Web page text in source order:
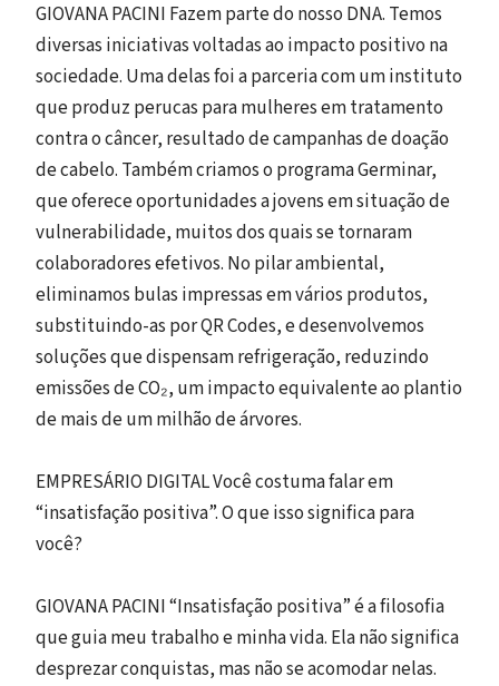
GIOVANA PACINI Fazem parte do nosso DNA. Temos
diversas iniciativas voltadas ao impacto positivo na
sociedade. Uma delas foi a parceria com um instituto
que produz perucas para mulheres em tratamento
contra o câncer, resultado de campanhas de doação
de cabelo. Também criamos o programa Germinar,
que oferece oportunidades a jovens em situação de
vulnerabilidade, muitos dos quais se tornaram
colaboradores efetivos. No pilar ambiental,
eliminamos bulas impressas em vários produtos,
substituindo-as por QR Codes, e desenvolvemos
soluções que dispensam refrigeração, reduzindo
emissões de CO₂, um impacto equivalente ao plantio
de mais de um milhão de árvores.
EMPRESÁRIO DIGITAL Você costuma falar em
“insatisfação positiva”. O que isso significa para
você?
GIOVANA PACINI “Insatisfação positiva” é a filosofia
que guia meu trabalho e minha vida. Ela não significa
desprezar conquistas, mas não se acomodar nelas.